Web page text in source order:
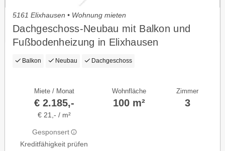
5161 Elixhausen • Wohnung mieten
Dachgeschoss-Neubau mit Balkon und
Fußbodenheizung in Elixhausen
Balkon Neubau Dachgeschoss
Miete / Monat
€ 2.185,-
€ 21,- / m²
Gesponsert
Kreditfähigkeit prüfen
Wohnfläche
100 m²
Zimmer
3